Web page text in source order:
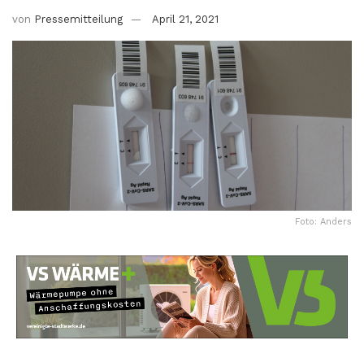
von Pressemitteilung April 21, 2021
Foto: Anders